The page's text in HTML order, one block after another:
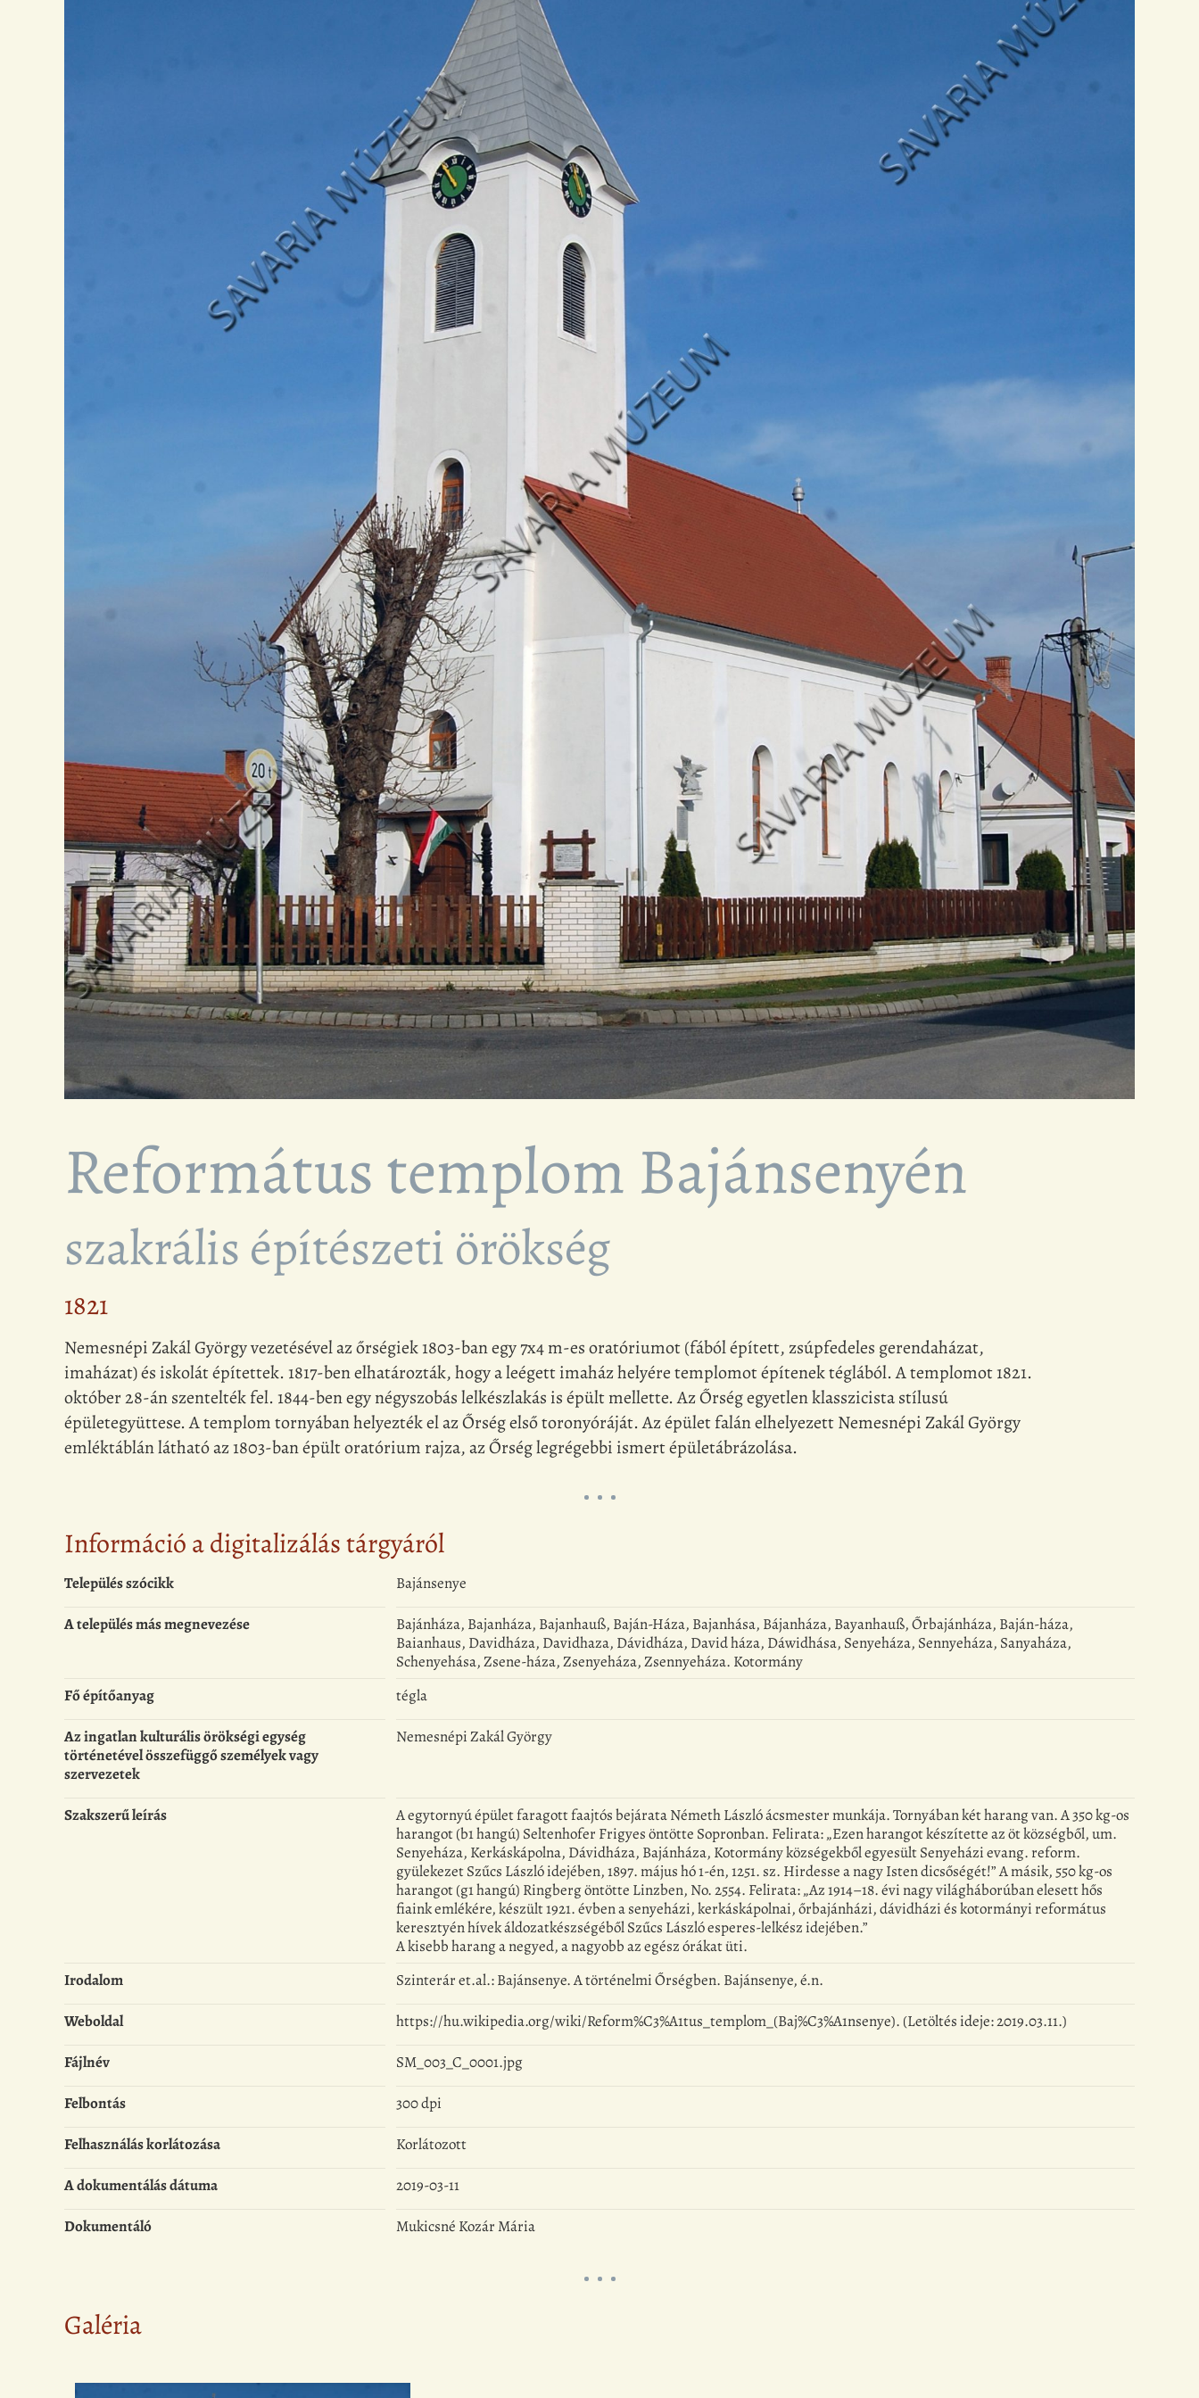
Református templom Bajánsenyén
szakrális építészeti örökség
1821
Nemesnépi Zakál György vezetésével az őrségiek 1803-ban egy 7x4 m-es oratóriumot (fából épített, zsúpfedeles gerendaházat,
imaházat) és iskolát építettek. 1817-ben elhatározták, hogy a leégett imaház helyére templomot építenek téglából. A templomot 1821.
október 28-án szentelték fel. 1844-ben egy négyszobás lelkészlakás is épült mellette. Az Őrség egyetlen klasszicista stílusú
épületegyüttese. A templom tornyában helyezték el az Őrség első toronyóráját. Az épület falán elhelyezett Nemesnépi Zakál György
emléktáblán látható az 1803-ban épült oratórium rajza, az Őrség legrégebbi ismert épületábrázolása.
Információ a digitalizálás tárgyáról
Település szócikk
Bajánsenye
A település más megnevezése
Bajánháza, Bajanháza, Bajanhauß, Baján-Háza, Bajanhása, Bájanháza, Bayanhauß, Őrbajánháza, Baján-háza,
Baianhaus, Davidháza, Davidhaza, Dávidháza, David háza, Dáwidhása, Senyeháza, Sennyeháza, Sanyaháza,
Schenyehása, Zsene-háza, Zsenyeháza, Zsennyeháza. Kotormány
Fő építőanyag
tégla
Az ingatlan kulturális örökségi egység
történetével összefüggő személyek vagy
szervezetek
Nemesnépi Zakál György
Szakszerű leírás
A egytornyú épület faragott faajtós bejárata Németh László ácsmester munkája. Tornyában két harang van. A 350 kg-os
harangot (b1 hangú) Seltenhofer Frigyes öntötte Sopronban. Felirata: „Ezen harangot készítette az öt községből, um.
Senyeháza, Kerkáskápolna, Dávidháza, Bajánháza, Kotormány községekből egyesült Senyeházi evang. reform.
gyülekezet Szűcs László idejében, 1897. május hó 1-én, 1251. sz. Hirdesse a nagy Isten dicsőségét!” A másik, 550 kg-os
harangot (g1 hangú) Ringberg öntötte Linzben, No. 2554. Felirata: „Az 1914–18. évi nagy világháborúban elesett hős
fiaink emlékére, készült 1921. évben a senyeházi, kerkáskápolnai, őrbajánházi, dávidházi és kotormányi református
keresztyén hívek áldozatkészségéből Szűcs László esperes-lelkész idejében.”
A kisebb harang a negyed, a nagyobb az egész órákat üti.
Irodalom
Szinterár et.al.: Bajánsenye. A történelmi Őrségben. Bajánsenye, é.n.
Weboldal
https://hu.wikipedia.org/wiki/Reform%C3%A1tus_templom_(Baj%C3%A1nsenye). (Letöltés ideje: 2019.03.11.)
Fájlnév
SM_003_C_0001.jpg
Felbontás
300 dpi
Felhasználás korlátozása
Korlátozott
A dokumentálás dátuma
2019-03-11
Dokumentáló
Mukicsné Kozár Mária
Galéria